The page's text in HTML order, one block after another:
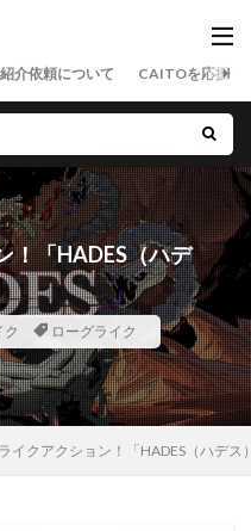
介依頼について CAITOを応援す
！「HADES（ハデ
ク ローグライク
イクアクション！「HADES（ハデス